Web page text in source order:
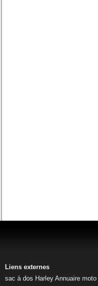
Liens externes
sac à dos Harley Annuaire moto